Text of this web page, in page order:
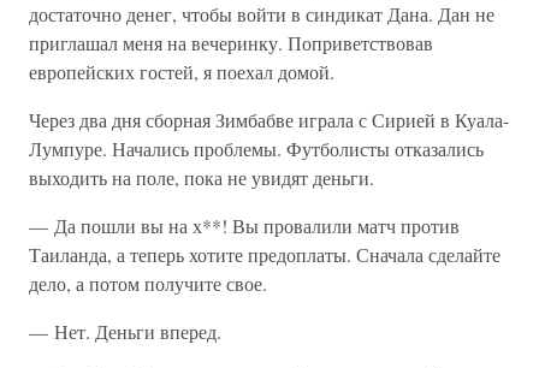
достаточно денег, чтобы войти в синдикат Дана. Дан не
приглашал меня на вечеринку. Поприветствовав
европейских гостей, я поехал домой.
Через два дня сборная Зимбабве играла с Сирией в Куала-
Лумпуре. Начались проблемы. Футболисты отказались
выходить на поле, пока не увидят деньги.
— Да пошли вы на х**! Вы провалили матч против
Таиланда, а теперь хотите предоплаты. Сначала сделайте
дело, а потом получите свое.
— Нет. Деньги вперед.